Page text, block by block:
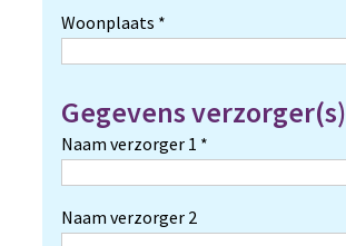
Woonplaats *
Gegevens verzorger(s)
Naam verzorger 1 *
Naam verzorger 2